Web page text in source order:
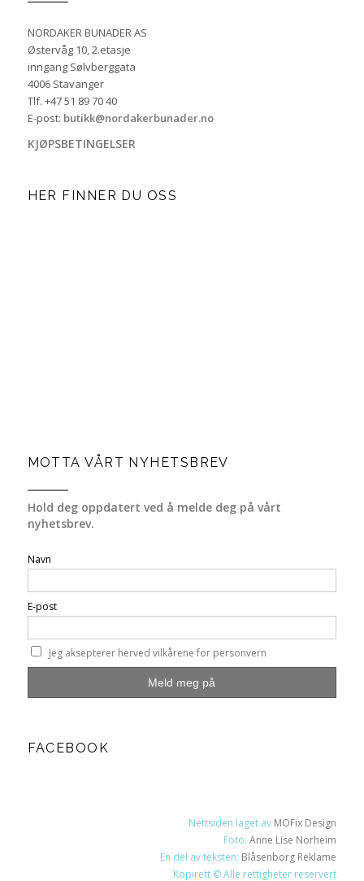
NORDAKER BUNADER AS
Østervåg 10, 2.etasje
inngang Sølvberggata
4006 Stavanger
Tlf. +47 51 89 70 40
E-post: butikk@nordakerbunader.no
KJØPSBETINGELSER
HER FINNER DU OSS
MOTTA VÅRT NYHETSBREV
Hold deg oppdatert ved å melde deg på vårt
nyhetsbrev.
Navn
E-post
Jeg aksepterer herved vilkårene for personvern
FACEBOOK
Nettsiden laget av MOFix Design
Foto:Anne Lise Norheim
En del av teksten: Blåsenborg Reklame
Kopirett © Alle rettigheter reservert